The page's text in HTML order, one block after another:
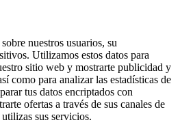
nuestros usuarios, su
Utilizamos estos datos para
sitio web y mostrarte publicidad y
como para analizar las estadísticas de
tus datos encriptados con
ofertas a través de sus canales de
sus servicios.